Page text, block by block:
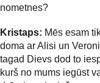
nometnes?
Kristaps: Mēs esam
doma ar Alisi un
tagad Dievs dod to
kurš no mums iegūst